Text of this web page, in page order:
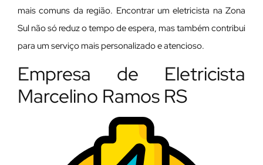
mais comuns da região. Encontrar um eletricista na Zona
Sul não só reduz o tempo de espera, mas também contribui
para um serviço mais personalizado e atencioso.
Empresa de Eletricista
Marcelino Ramos RS